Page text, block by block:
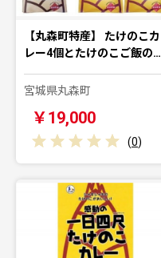
【丸森町特産】 たけのこカ
レー4個とたけのこご飯の…
宮城県丸森町
￥19,000
(0)